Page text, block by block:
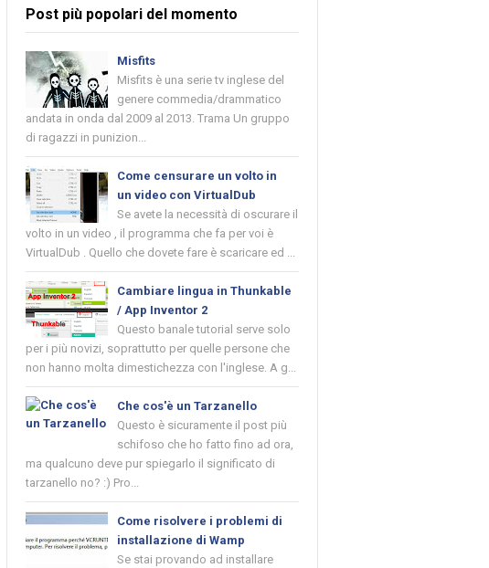
Post più popolari del momento
Misfits
Misfits è una serie tv inglese del
genere commedia/drammatico
andata in onda dal 2009 al 2013. Trama Un gruppo
di ragazzi in punizion...
Come censurare un volto in
un video con VirtualDub
Se avete la necessità di oscurare il
volto in un video , il programma che fa per voi è
VirtualDub . Quello che dovete fare è scaricare ed ...
Cambiare lingua in Thunkable
/ App Inventor 2
Questo banale tutorial serve solo
per i più novizi, soprattutto per quelle persone che
non hanno molta dimestichezza con l'inglese. A g...
Che cos'è un Tarzanello
Questo è sicuramente il post più
schifoso che ho fatto fino ad ora,
ma qualcuno deve pur spiegarlo il significato di
tarzanello no? :) Pro...
Come risolvere i problemi di
installazione di Wamp
Se stai provando ad installare